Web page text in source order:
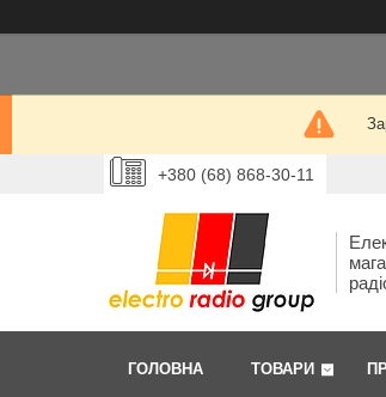
+380 (68) 868-30-11
ГОЛОВНА ТОВАРИ